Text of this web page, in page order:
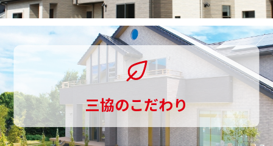
一
貫
し
て
お
手
三協のこだわり